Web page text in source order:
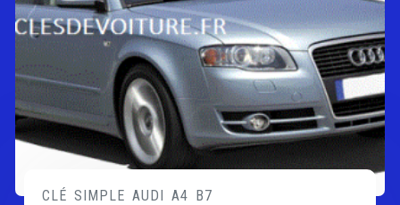
CLÉ SIMPLE AUDI A4 B7